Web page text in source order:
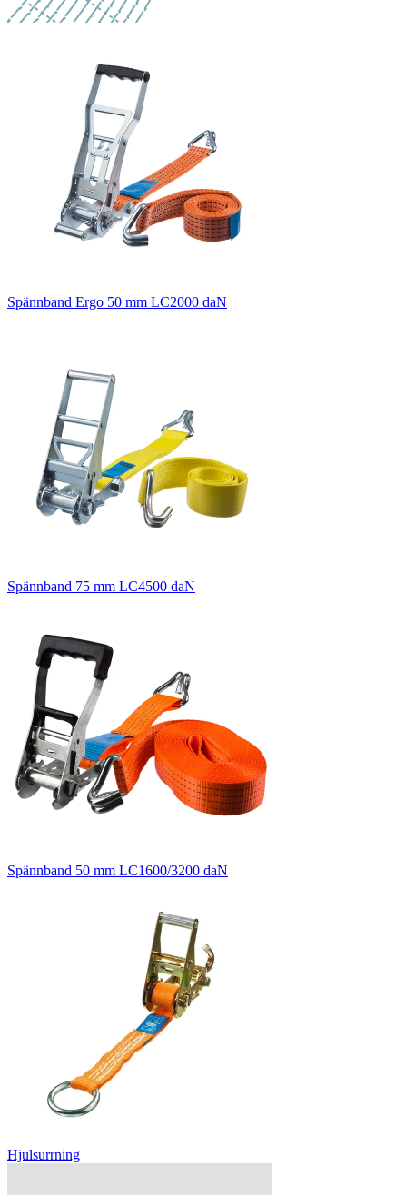
Spännband Ergo 50 mm LC2000 daN
Spännband 75 mm LC4500 daN
Spännband 50 mm LC1600/3200 daN
Hjulsurrning